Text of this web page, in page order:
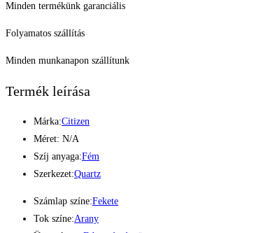
Minden termékünk garanciális
Folyamatos szállítás
Minden munkanapon szállítunk
Termék leírása
Márka:Citizen
Méret: N/A
Szíj anyaga:Fém
Szerkezet:Quartz
Számlap színe:Fekete
Tok színe:Arany